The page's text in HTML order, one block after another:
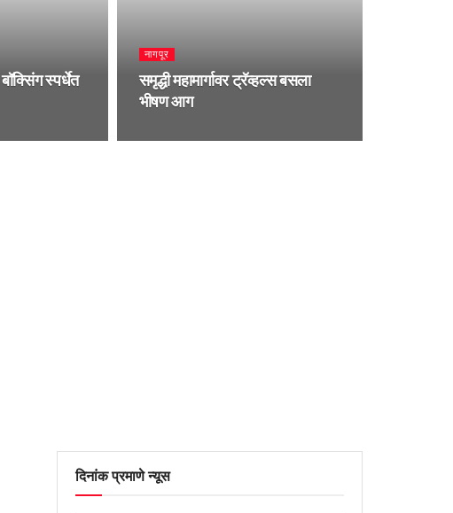
स्पर्धेत
नागपूर
समृद्धी महामार्गावर ट्रॅव्हल्स बसला
भीषण आग
दिनांक प्रमाणे न्यूस